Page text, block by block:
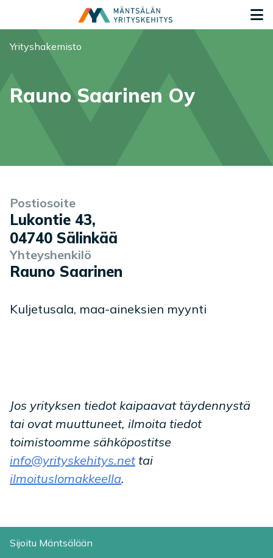
Olet tässä:
Yrityshakemisto
Rauno Saarinen Oy
Yrityksen tiedot
Postiosoite
Lukontie 43,
04740 Sälinkää
Yhteyshenkilö
Rauno Saarinen
Palvelukuvaus
Kuljetusala, maa-aineksien myynti
Jos yrityksen tiedot kaipaavat täydennystä
tai ovat muuttuneet, ilmoita tiedot
toimistoomme sähköpostitse
info@yrityskehitys.nettai
ilmoituslomakkeella.
Sijoitu Mäntsälään